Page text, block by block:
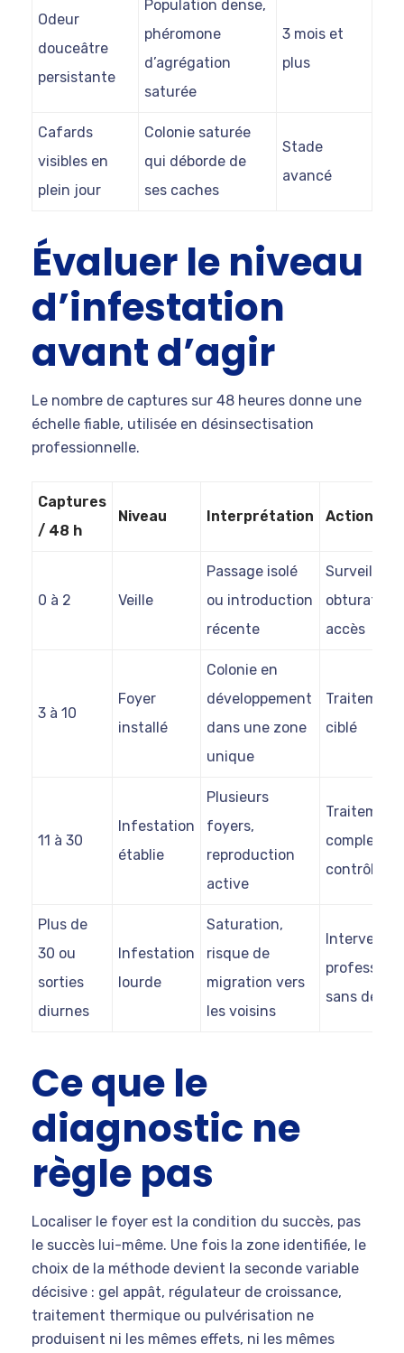
Odeur
douceâtre
persistante
Population dense,
phéromone
d’agrégation
saturée
3 mois et
plus
Cafards
visibles en
plein jour
Colonie saturée
qui déborde de
ses caches
Stade
avancé
Évaluer le niveau
d’infestation
avant d’agir
Le nombre de captures sur 48 heures donne une
échelle fiable, utilisée en désinsectisation
professionnelle.
Captures
/ 48 h
Niveau Interprétation Action
0 à 2 Veille
Passage isolé
ou introduction
récente
obturation
accès
3 à 10
Foyer
installé
Colonie en
développement
dans une zone
unique
Traitement
ciblé
11 à 30
Infestation
établie
Plusieurs
foyers,
reproduction
active
Traitement
complet +
contrôle
Plus de
30 ou
sorties
diurnes
Infestation
lourde
Saturation,
risque de
migration vers
les voisins
sans délai
Ce que le
diagnostic ne
règle pas
Localiser le foyer est la condition du succès, pas
le succès lui-même. Une fois la zone identifiée, le
choix de la méthode devient la seconde variable
décisive : gel appât, régulateur de croissance,
traitement thermique ou pulvérisation ne
produisent ni les mêmes effets, ni les mêmes